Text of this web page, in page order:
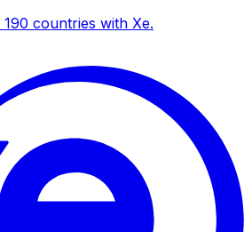
countries with Xe.